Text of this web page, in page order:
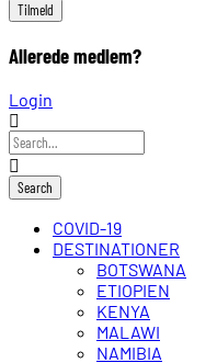
Allerede medlem?
Login
COVID-19
DESTINATIONER
BOTSWANA
ETIOPIEN
KENYA
MALAWI
NAMIBIA